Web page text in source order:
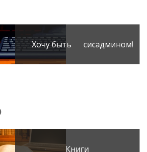
Хочу быть сисадмином!
Книги